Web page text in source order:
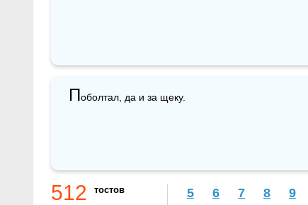
Поболтал, да и за щеку.
512 тостов 5 6 7 8 9